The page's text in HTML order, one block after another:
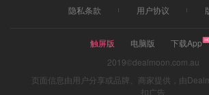
隐私条款
用户协议
触屏版 电脑版
下载App
2019©dealmoon.com.au
页面信息由用户分享或品牌、商家提供，由
扣广告